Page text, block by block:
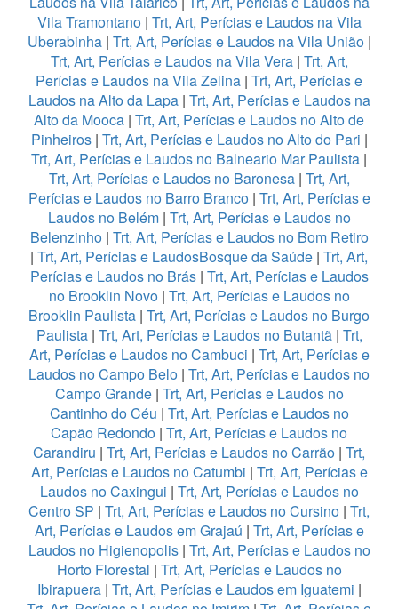
Vila Tramontano| Trt, Art, Perícias e Laudos na Vila
Uberabinha| Trt, Art, Perícias e Laudos na Vila União|
Trt, Art, Perícias e Laudos na Vila Vera| Trt, Art,
Perícias e Laudos na Vila Zelina | Trt, Art, Perícias e
Laudos na Alto da Lapa| Trt, Art, Perícias e Laudos na
Alto da Mooca | Trt, Art, Perícias e Laudos no Alto de
Pinheiros| Trt, Art, Perícias e Laudos no Alto do Pari |
Trt, Art, Perícias e Laudos no Balneario Mar Paulista |
Trt, Art, Perícias e Laudos no Baronesa| Trt, Art,
Perícias e Laudos no Barro Branco| Trt, Art, Perícias e
Laudos no Belém| Trt, Art, Perícias e Laudos no
Belenzinho| Trt, Art, Perícias e Laudos no Bom Retiro
| Trt, Art, Perícias e LaudosBosque da Saúde | Trt, Art,
Perícias e Laudos no Brás| Trt, Art, Perícias e Laudos
no Brooklin Novo| Trt, Art, Perícias e Laudos no
Brooklin Paulista | Trt, Art, Perícias e Laudos no Burgo
Paulista| Trt, Art, Perícias e Laudos no Butantã| Trt,
Art, Perícias e Laudos no Cambuci | Trt, Art, Perícias e
Laudos no Campo Belo | Trt, Art, Perícias e Laudos no
Campo Grande| Trt, Art, Perícias e Laudos no
Cantinho do Céu | Trt, Art, Perícias e Laudos no
Capão Redondo | Trt, Art, Perícias e Laudos no
Carandiru | Trt, Art, Perícias e Laudos no Carrão | Trt,
Art, Perícias e Laudos no Catumbi | Trt, Art, Perícias e
Laudos no Caxingui | Trt, Art, Perícias e Laudos no
Centro SP | Trt, Art, Perícias e Laudos no Cursino | Trt,
Art, Perícias e Laudos em Grajaú | Trt, Art, Perícias e
Laudos no Higienopolis| Trt, Art, Perícias e Laudos no
Horto Florestal | Trt, Art, Perícias e Laudos no
Ibirapuera| Trt, Art, Perícias e Laudos em Iguatemi |